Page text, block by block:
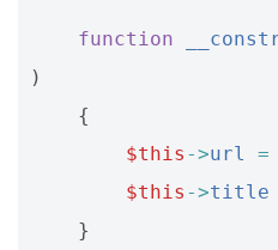
function
)
{
$this ->url =
$this ->title
}